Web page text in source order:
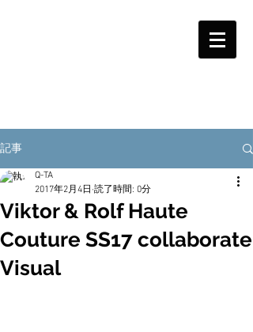
記事
Viktor & Rolf Haute
Couture SS17 collaborate
Visual
Q-TA
2017年2月4日 読了時間: 0分